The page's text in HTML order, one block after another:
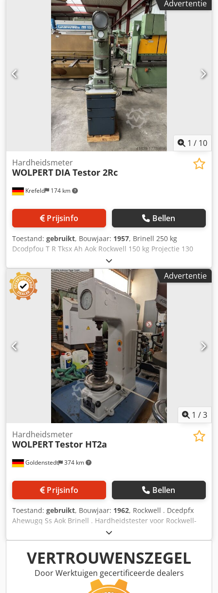
Testor 2n Uitlading: 150 mm Meetruimte hoogte: 300 mm
Brinell (ISO 6506): 5/10/15,625/30/31,25/62,5/187,5/250
Vickers (ISO 6507): 5/10/20/30/40/50/125 Toebehoren: Zie
foto’s Djdpfex U Tlvex Ah Ajck Bezichtigen is mogelijk op
afspraak. Wij kunnen voordelig transport voor u regelen! U
ontvangt een correcte factuur. Voor buitenlandse klanten
is ook een nettofactuur mogelijk, mits geldig BTW-
identificatienummer. Tussentijdse verkoop voorbehouden.
Bezoek onze shop en bekijk ook onze andere
aanbiedingen. Genoemde merknamen en handelsmerken
zijn eigendom van hun respectieve eigenaren en dienen
uitsluitend ter identificatie en omschrijving van de
producten. Afwijkingen of fouten in technische gegevens
of beschrijving van het artikel zijn mogelijk en
voorbehouden.
Advertentie
1 / 10
Krefeld 174 km
Hardheidsmeter
WOLPERT DIA Testor 2Rc
Prijsinfo Bellen
Toestand: gebruikt, Bouwjaar: 1957, Brinell 250 kg
Dcodpfou T R Tksx Ah Aok Rockwell 150 kg Projectie 130
mm Testhoogte 300 mm Machinegewicht ca. 0,150 t
Benodigde ruimte ca. 650 x 530 x 1550 m Rockwell, Vickers
en Brinell testen. Dit is een tweedehands machine,
daarom verkopen we onder daarom verkopen wij onder
uitsluiting van enige garantie.
Advertentie
1 /3
Goldenstedt 374 km
Hardheidsmeter
WOLPERTTestor HT2a
Prijsinfo Bellen
Toestand: gebruikt, Bouwjaar: 1962, Rockwell . Dcedpfx
Ahewugq Ss Aok Brinell . Hardheidstester voor Rockwell-
meting inclusief onderstel alle technische gegevens
zonder garantie
VERTROUWENSZEGEL
Door Werktuigen gecertificeerde dealers